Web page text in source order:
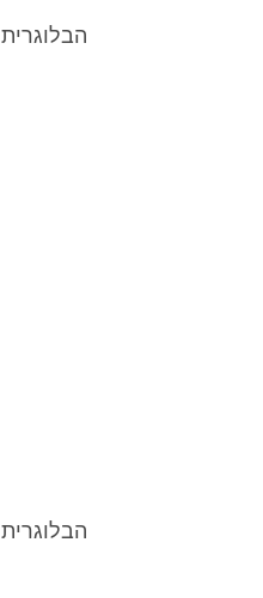
הבלוגרית
הבלוגרית